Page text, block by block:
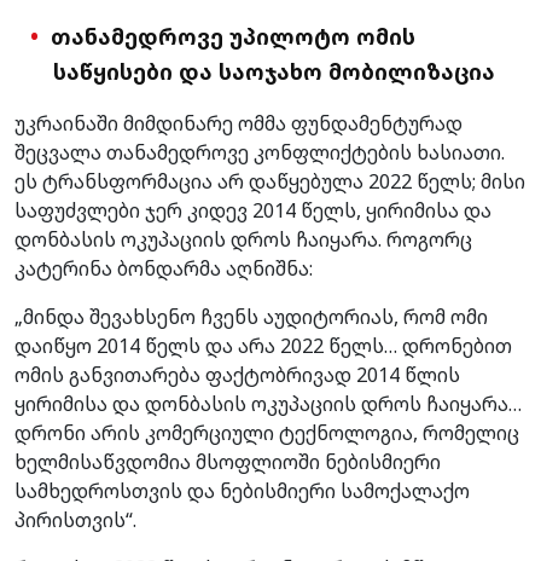
თანამედროვე უპილოტო ომის
საწყისები და საოჯახო მობილიზაცია
უკრაინაში მიმდინარე ომმა ფუნდამენტურად
შეცვალა თანამედროვე კონფლიქტების ხასიათი.
ეს ტრანსფორმაცია არ დაწყებულა 2022 წელს; მისი
საფუძვლები ჯერ კიდევ 2014 წელს, ყირიმისა და
დონბასის ოკუპაციის დროს ჩაიყარა. როგორც
კატერინა ბონდარმა აღნიშნა:
„მინდა შევახსენო ჩვენს აუდიტორიას, რომ ომი
დაიწყო 2014 წელს და არა 2022 წელს… დრონებით
ომის განვითარება ფაქტობრივად 2014 წლის
ყირიმისა და დონბასის ოკუპაციის დროს ჩაიყარა…
დრონი არის კომერციული ტექნოლოგია, რომელიც
ხელმისაწვდომია მსოფლიოში ნებისმიერი
სამხედროსთვის და ნებისმიერი სამოქალაქო
პირისთვის“.